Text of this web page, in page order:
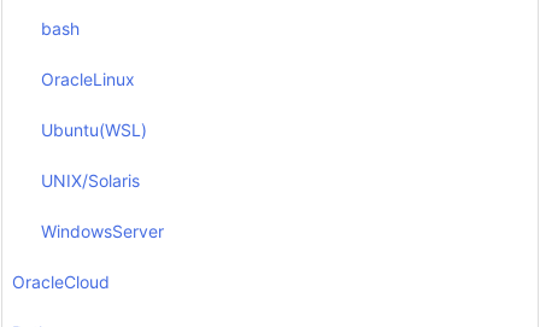
bash
OracleLinux
Ubuntu(WSL)
UNIX/Solaris
WindowsServer
OracleCloud